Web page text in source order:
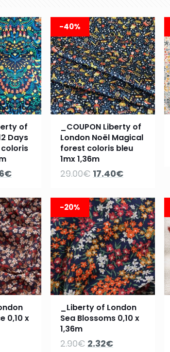
of
Days
€Le
actuel
est :
24.36€.
-40%
_COUPON Liberty of
London Noël Magical
forest coloris bleu
1mx 1,36m
29.00€ Le
initial
était :
29.00€.
17.40€Le
actuel
est :
17.40€.
0,10 x
-20%
_Liberty of London
Sea Blossoms 0,10 x
1,36m
2.90€ Le
2.32€Le